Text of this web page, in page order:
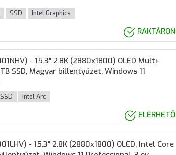
SSD Intel Graphics
RAKTÁRON
- 15.3" 2.8K (2880x1800) OLED Multi-
SSD, Magyar billentyűzet, Windows 11
SSD Intel Arc
ELÉRHETŐ
- 15.3" 2.8K (2880x1800) OLED, Intel Core